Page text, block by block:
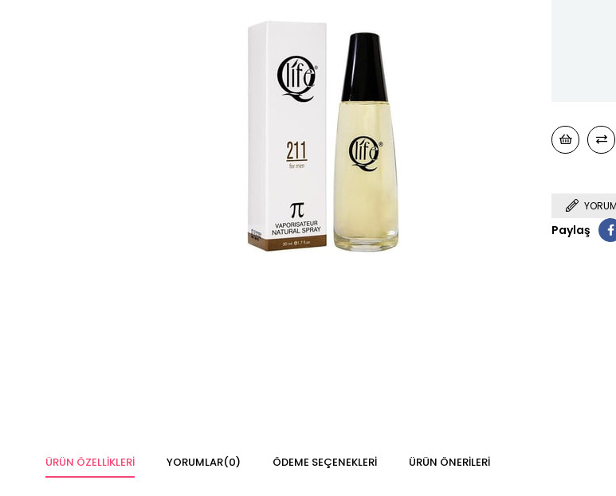
Paylaş
ÜRÜN ÖZELLIKLERI YORUMLAR(0) ÖDEME SEÇENEKLERI ÜRÜN ÖNERILERI